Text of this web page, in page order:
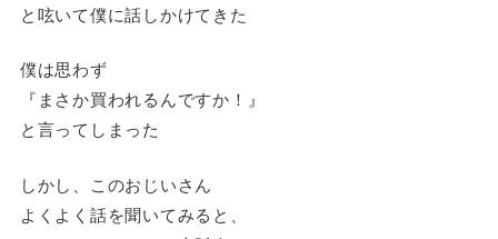
と呟いて僕に話しかけてきた
僕は思わず
『まさか買われるんですか！』
と言ってしまった
しかし、このおじいさん
よくよく話を聞いてみると、